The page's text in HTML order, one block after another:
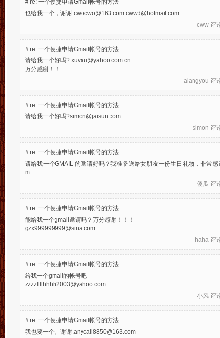
# re: 一个便捷申请Gmail帐号的方法
也给我一个，谢谢 cwocwo@163.com cwwd@hotmail.com
cww 评
# re: 一个便捷申请Gmail帐号的方法
请给我一个好吗? xuvau@yahoo.com.cn
万分感谢！！
alangyou 评
# re: 一个便捷申请Gmail帐号的方法
请给我一个好吗?simon@jaisun.com
simon 评
# re: 一个便捷申请Gmail帐号的方法
请给我一个GMAIL 的邀请好吗？我准备送给女朋友一份生日礼物，非常
m
傻瓜 评
# re: 一个便捷申请Gmail帐号的方法
能给我一个gmail邀请吗？万分感谢！！！
gzx999999999@sina.com
haha 评
# re: 一个便捷申请Gmail帐号的方法
给我一个gmail的帐号吧
zzzzllllhhhh2003@yahoo.com
小风 评
# re: 一个便捷申请Gmail帐号的方法
我也要一个。谢谢.anycall8850@163.com